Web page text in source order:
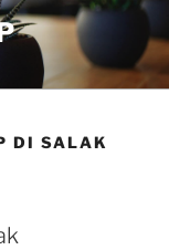
DI SALAK